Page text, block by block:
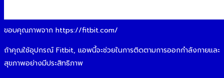
ขอบคุณภาพจาก https://fitbit.com/
ถ้าคุณใช้อุปกรณ์ Fitbit, แอพนี้จะช่วยในการติดตามการออกกำลังกายและ
สุขภาพอย่างมีประสิทธิภาพ